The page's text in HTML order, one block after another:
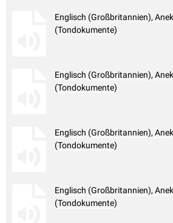
Englisch (Großbritannien),
(Tondokumente)
Englisch (Großbritannien),
(Tondokumente)
Englisch (Großbritannien),
(Tondokumente)
Englisch (Großbritannien),
(Tondokumente)